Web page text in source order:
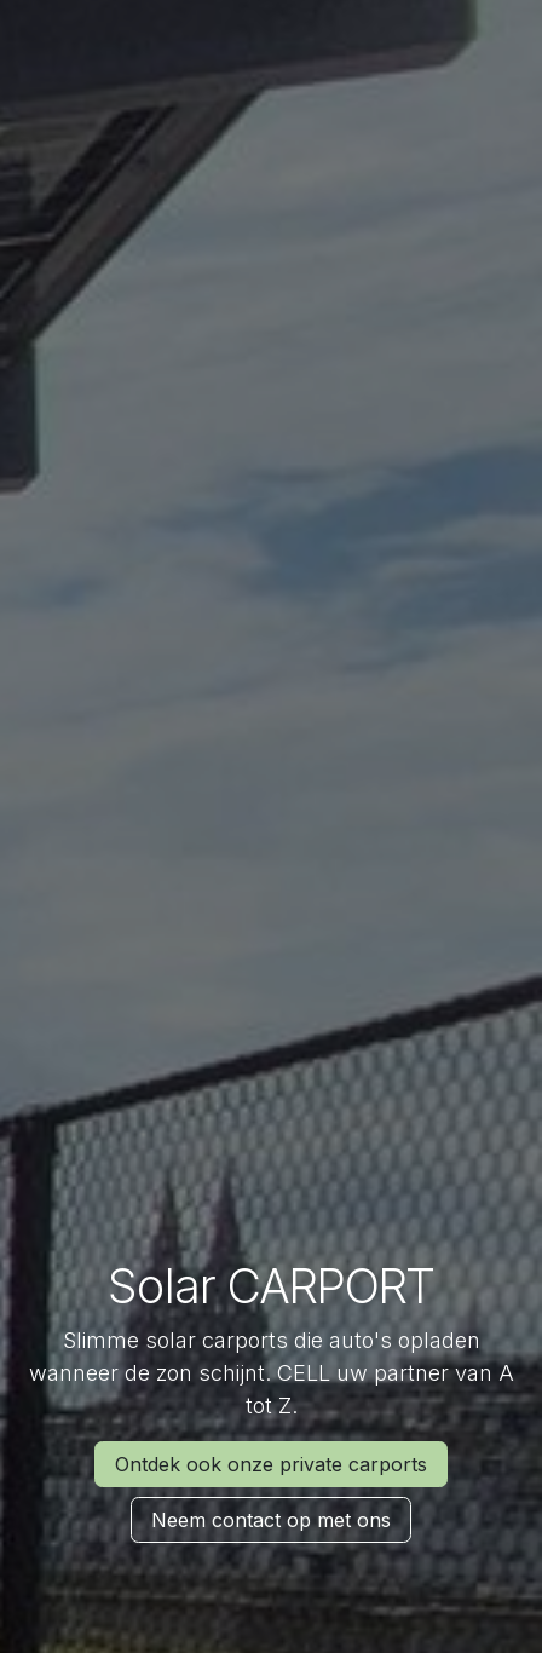
Solar CARPORT
Slimme solar carports die auto's opladen
wanneer de zon schijnt. CELL uw partner van A
tot Z.
Ontdek ook onze private carports
Neem contact op met ons